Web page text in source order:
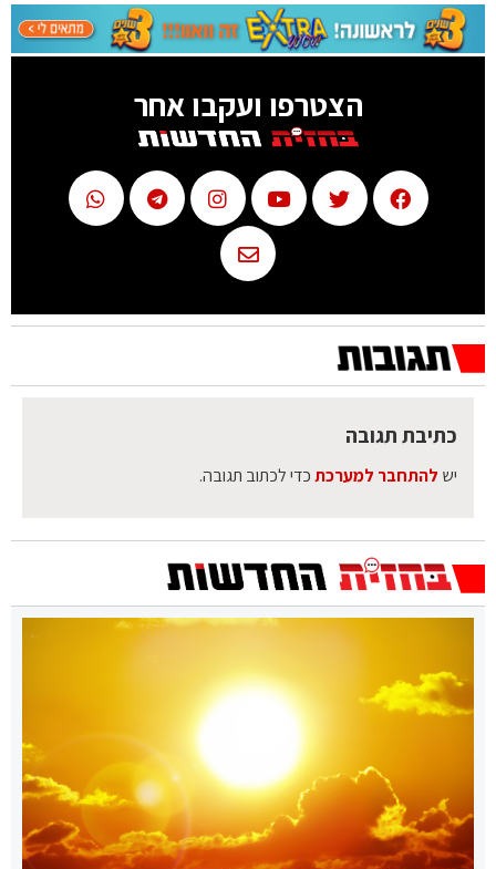
הצטרפו ועקבו אחר
כתיבת תגובה
יש להתחבר למערכתכדי לכתוב תגובה.